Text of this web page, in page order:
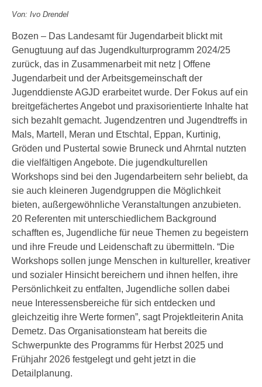
Von: Ivo Drendel
Bozen – Das Landesamt für Jugendarbeit blickt mit
Genugtuung auf das Jugendkulturprogramm 2024/25
zurück, das in Zusammenarbeit mit netz | Offene
Jugendarbeit und der Arbeitsgemeinschaft der
Jugenddienste AGJD erarbeitet wurde. Der Fokus auf ein
breitgefächertes Angebot und praxisorientierte Inhalte hat
sich bezahlt gemacht. Jugendzentren und Jugendtreffs in
Mals, Martell, Meran und Etschtal, Eppan, Kurtinig,
Gröden und Pustertal sowie Bruneck und Ahrntal nutzten
die vielfältigen Angebote. Die jugendkulturellen
Workshops sind bei den Jugendarbeitern sehr beliebt, da
sie auch kleineren Jugendgruppen die Möglichkeit
bieten, außergewöhnliche Veranstaltungen anzubieten.
20 Referenten mit unterschiedlichem Background
schafften es, Jugendliche für neue Themen zu begeistern
und ihre Freude und Leidenschaft zu übermitteln. “Die
Workshops sollen junge Menschen in kultureller, kreativer
und sozialer Hinsicht bereichern und ihnen helfen, ihre
Persönlichkeit zu entfalten, Jugendliche sollen dabei
neue Interessensbereiche für sich entdecken und
gleichzeitig ihre Werte formen”, sagt Projektleiterin Anita
Demetz. Das Organisationsteam hat bereits die
Schwerpunkte des Programms für Herbst 2025 und
Frühjahr 2026 festgelegt und geht jetzt in die
Detailplanung.